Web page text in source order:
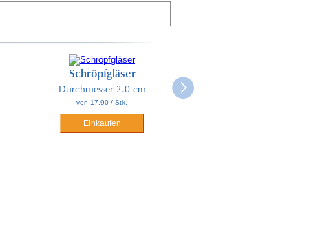
Schröpfgläser
Durchmesser 2.0 cm
von 17.90 / Stk.
Einkaufen